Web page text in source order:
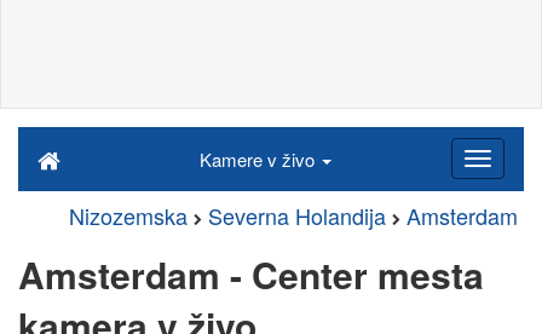
Kamere v živo
Nizozemska Severna Holandija Amsterdam
Amsterdam - Center mesta